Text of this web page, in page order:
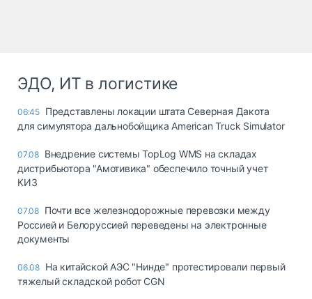
ЭДО, ИТ в логистике
06:45 Представлены локации штата Северная Дакота
для симулятора дальнобойщика American Truck Simulator
07.08 Внедрение системы TopLog WMS на складах
дистрибьютора "Амотивика" обеспечило точный учет
КИЗ
07.08 Почти все железнодорожные перевозки между
Россией и Белоруссией переведены на электронные
документы
06.08 На китайской АЭС "Нинде" протестировали первый
тяжелый складской робот CGN